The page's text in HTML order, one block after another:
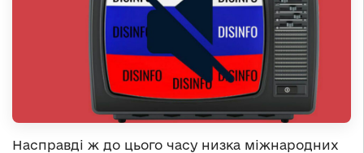
Насправді ж до цього часу низка міжнародних